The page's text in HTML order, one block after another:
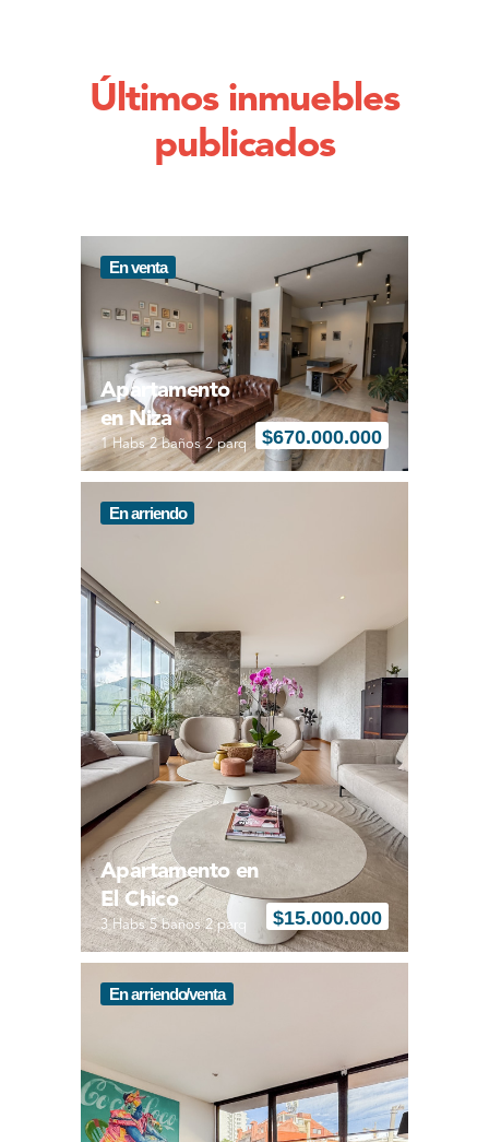
Últimos inmuebles
publicados
En venta
Apartamento
en Niza
1 Habs 2 baños 2 parq $670.000.000
En arriendo
Apartamento en
El Chico
3 Habs 5 baños 2 parq $15.000.000
En arriendo/venta